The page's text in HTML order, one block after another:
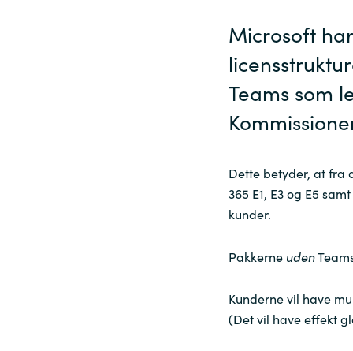
Sri Lanka
Ukraine
Microsoft
Teams som
Dette betyder, at fra
365 E1, E3 og E5
kunder.
Pakkerne uden
Kunderne vil have
(Det vil have effekt